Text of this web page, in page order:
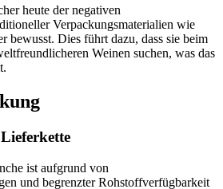
heute der negativen
Verpackungsmaterialien wie
bewusst. Dies führt dazu, dass sie beim
Weinen suchen, was das
ist aufgrund von
und begrenzter Rohstoffverfügbarkeit